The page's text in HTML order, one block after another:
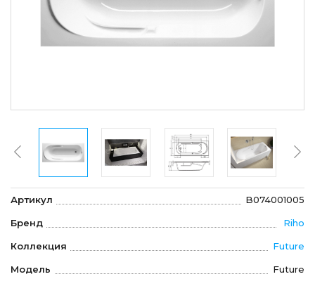
Артикул B074001005
Бренд Riho
Коллекция Future
Модель Future